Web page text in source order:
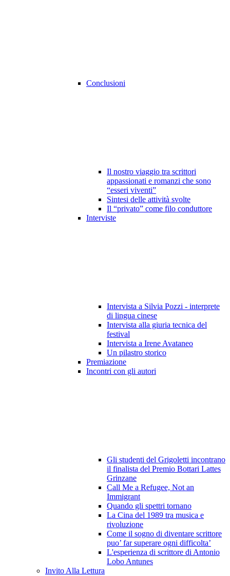
Conclusioni
Il nostro viaggio tra scrittori
appassionati e romanzi che sono
“esseri viventi”
Sintesi delle attività svolte
Il “privato” come filo conduttore
Interviste
Intervista a Silvia Pozzi - interprete
di lingua cinese
Intervista alla giuria tecnica del
festival
Intervista a Irene Avataneo
Un pilastro storico
Premiazione
Incontri con gli autori
Gli studenti del Grigoletti incontrano
il finalista del Premio Bottari Lattes
Grinzane
Call Me a Refugee, Not an
Immigrant
Quando gli spettri tornano
La Cina del 1989 tra musica e
rivoluzione
Come il sogno di diventare scrittore
puo’ far superare ogni difficolta’
L'esperienza di scrittore di Antonio
Lobo Antunes
Invito Alla Lettura